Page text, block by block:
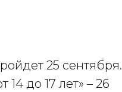
25 сентября.
до 17 лет» – 26